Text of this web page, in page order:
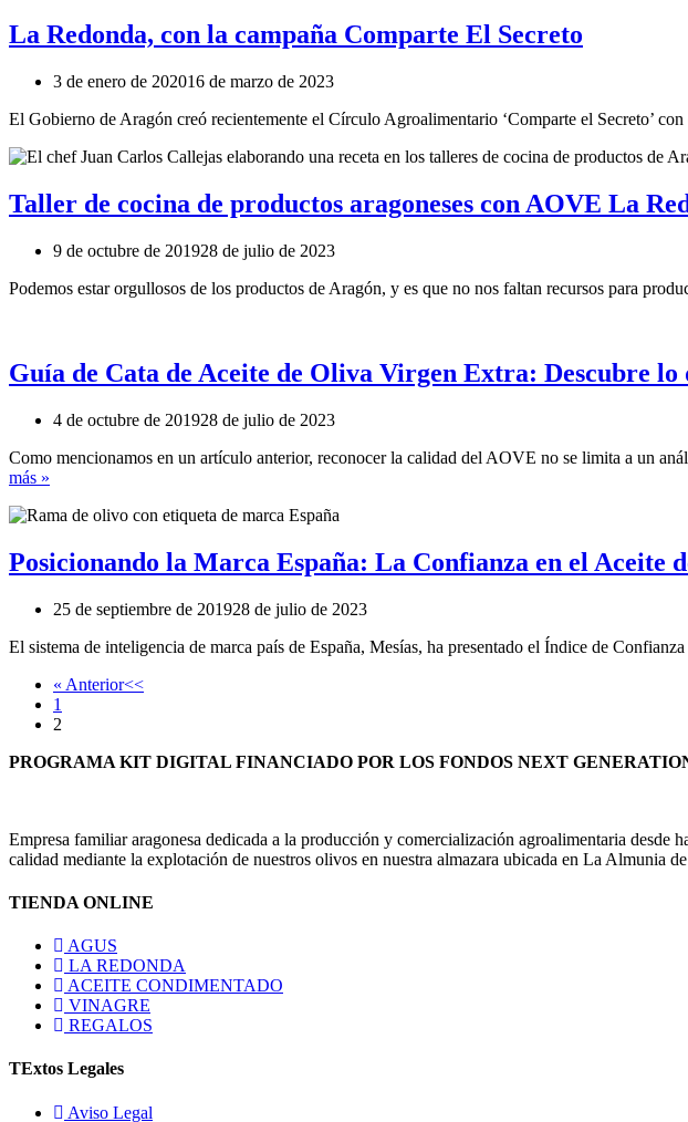
La Redonda, con la campaña Comparte El Secreto
3 de enero de 202016 de marzo de 2023
El Gobierno de Aragón creó recientemente el Círculo Agroalimentario ‘Comparte el Secreto’
Taller de cocina de productos aragoneses con AOVE La
9 de octubre de 201928 de julio de 2023
Podemos estar orgullosos de los productos de Aragón, y es que no nos faltan recursos para
Guía de Cata de Aceite de Oliva Virgen Extra: Descubre lo
4 de octubre de 201928 de julio de 2023
Como mencionamos en un artículo anterior, reconocer la calidad del AOVE no se limita a un
más »
Posicionando la Marca España: La Confianza en el Aceite
25 de septiembre de 201928 de julio de 2023
El sistema de inteligencia de marca país de España, Mesías, ha presentado el Índice de
« Anterior
1
2
PROGRAMA KIT DIGITAL FINANCIADO POR LOS FONDOS NEXT
Empresa familiar aragonesa dedicada a la producción y comercialización agroalimentaria
calidad mediante la explotación de nuestros olivos en nuestra almazara ubicada en La Almunia
TIENDA ONLINE
AGUS
LA REDONDA
ACEITE CONDIMENTADO
VINAGRE
REGALOS
TExtos Legales
Aviso Legal